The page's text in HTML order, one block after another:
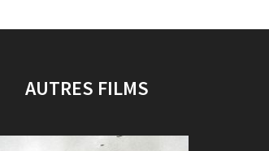
AUTRES FILMS